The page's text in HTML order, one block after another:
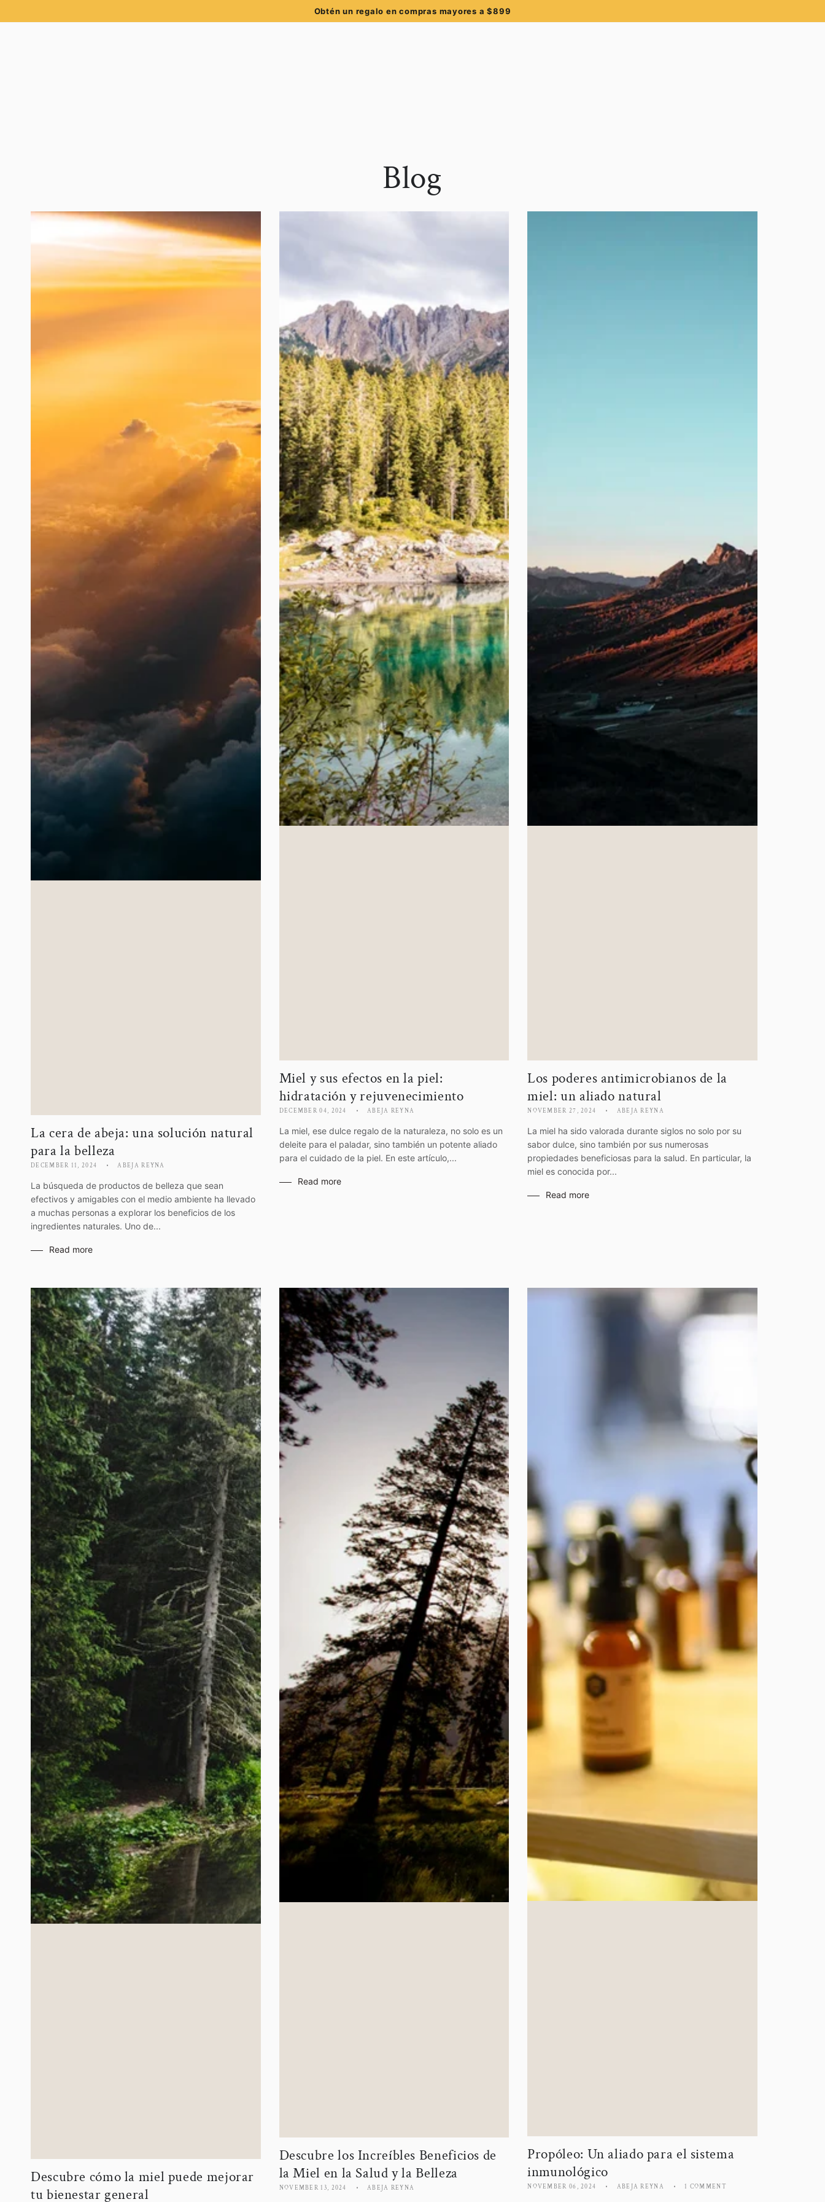
Hasta 6 MSI comprando +$1200
Blog
La cera de abeja: una solución natural
para la belleza
DECEMBER 11, 2024 ABEJA REYNA
La búsqueda de productos de belleza que sean
efectivos y amigables con el medio ambiente ha llevado
a muchas personas a explorar los beneficios de los
ingredientes naturales. Uno de...
Read more
Miel y sus efectos en la piel:
hidratación y rejuvenecimiento
DECEMBER 04, 2024 ABEJA REYNA
La miel, ese dulce regalo de la naturaleza, no solo es un
deleite para el paladar, sino también un potente aliado
para el cuidado de la piel. En este artículo,...
Read more
Los poderes antimicrobianos de la
miel: un aliado natural
NOVEMBER 27, 2024 ABEJA REYNA
La miel ha sido valorada durante siglos no solo por su
sabor dulce, sino también por sus numerosas
propiedades beneficiosas para la salud. En particular, la
miel es conocida por...
Read more
Descubre cómo la miel puede mejorar
tu bienestar general
Descubre los Increíbles Beneficios de
la Miel en la Salud y la Belleza
NOVEMBER 13, 2024 ABEJA REYNA
Propóleo: Un aliado para el sistema
inmunológico
NOVEMBER 06, 2024 ABEJA REYNA 1 COMMENT